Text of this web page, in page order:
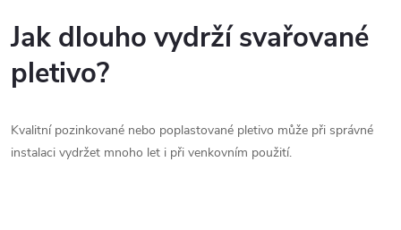
Jak dlouho vydrží svařované
pletivo?
Kvalitní pozinkované nebo poplastované pletivo může při správné
instalaci vydržet mnoho let i při venkovním použití.